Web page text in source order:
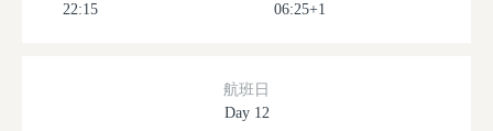
22:15
06:25+1
航班日
Day 12